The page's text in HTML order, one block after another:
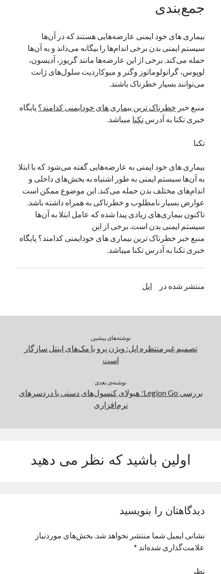
جمع‌بندی
بیماری های خود ایمنی عارضه‌هایی هستند که در آن‌ها
سیستم ایمنی بدن برخی اندام‌ها را بیگانه می‌داند و به آن‌ها
حمله می‌کند. برخی از این عارضه‌ها مانند گریوز، آدیسون،
لوپوس، گرانولوماتوز وگنر و میوکاردیت سلول‌های ژانت
می‌توانند بسیار خطرناک باشند.
منبع خبر خطرناک ترین بیماری های خودایمنی کدامند؟ پایگاه
خبری تکنا به آدرستکنا میباشد.
تکنا
بیماری های خود ایمنی به عارضه‌هایی گفته می‌شود که با ابتلا
به آن‌ها سیستم ایمنی به ‌طور اشتباه به بخش‌های داخلی و
اندام‌های مختلف بدن حمله می‌کند. این موضوع ممکن است
عوارض بسیار نامطلوب و خطرناکی به ‌همراه داشته باشد.
تاکنون بیماری‌های زیادی پیدا شده که عامل ابتلا به آن‌ها
سیستم ایمنی بدن است. برخی از این
منبع خبر خطرناک ترین بیماری های خودایمنی کدامند؟ پایگاه
خبری تکنا به آدرس تکنا میباشد.
منتشر شده در اپل
نوشته‌های پیشین
تصمیم غیرمنتظره اپل: ویژن پرو با مک‌های اینتل سازگار
است
نوشته‌ی بعدی
بررسی Legion Go؛ هیولای کنسول‌های دستی با دردسرهای
نرم‌افزاری
اولین باشید که نظر می دهید
دیدگاهتان را بنویسید
نشانی ایمیل شما منتشر نخواهد شد. بخش‌های موردنیاز
علامت‌گذاری شده‌اند *
نظر